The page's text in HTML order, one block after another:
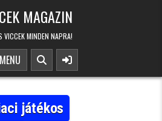
MAGAZIN
VICCEK MINDEN NAPRA!
MENU
játékos